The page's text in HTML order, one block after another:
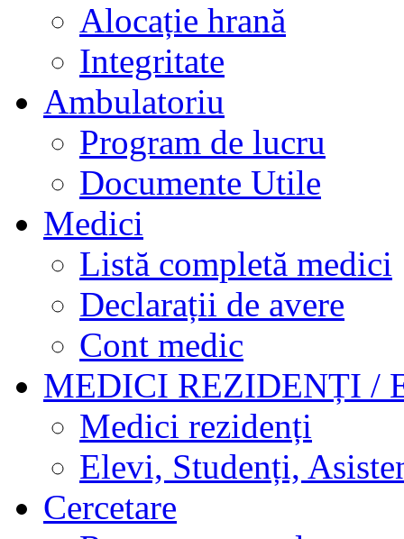
Alocație hrană
Integritate
Ambulatoriu
Program de lucru
Documente Utile
Medici
Listă completă medici
Declarații de avere
Cont medic
MEDICI REZIDENȚI /
Medici rezidenți
Elevi, Studenți,
Cercetare